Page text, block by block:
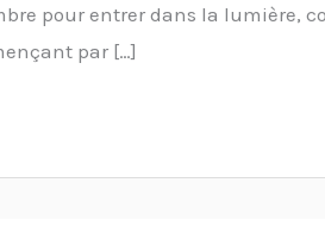
pour entrer dans la lumière,
par […]